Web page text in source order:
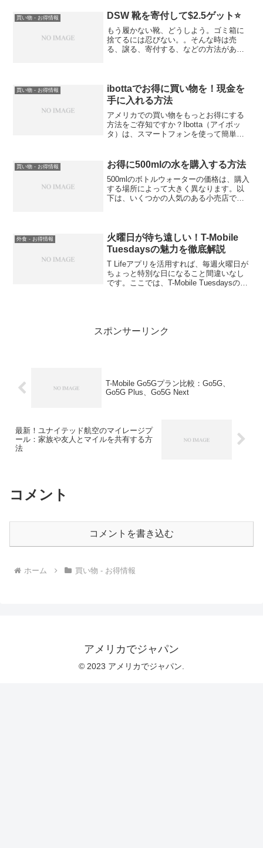
います。おなじ...
買い物 - お得情報 DSW 靴を寄付して$2.5ゲット⭐️
もう履かない靴、どうしよう。ゴミ箱に
捨てるには忍びない。。そんな時は売
る、譲る、寄付する、などの方法があり
が、人に地球...
買い物 - お得情報
ibottaでお得に買い物を！現金を
手に入れる方法
アメリカでの買い物をもっとお得にする
方法をご存知ですか？Ibotta（アイボッ
タ）は、スマートフォンを使って簡単に
ア、オンラインショップでのお買い物を
する際に、Ibottaを使ってキャッシュバッ
クを得ることができます。
買い物 - お得情報 お得に500mlの水を購入する方法
500mlのボトルウォーターの価格は、購入
する場所によって大きく異なります。以
下は、いくつかの人気のある小売店での
外食 - お得情報
火曜日が待ち遠しい！T-Mobile
Tuesdaysの魅力を徹底解説
T Lifeアプリを活用すれば、毎週火曜日が
ちょっと特別な日になること間違いなし
です。ここでは、T-Mobile Tuesdaysの魅
スポンサーリンク
T-Mobile Go5Gプラン比較：Go5G、
Go5G Plus、Go5G Next
最新！ユナイテッド航空のマイレージプ
ール：家族や友人とマイルを共有する方
法
コメント
コメントを書き込む
ホーム 買い物 - お得情報
アメリカでジャパン
© 2023 アメリカでジャパン.